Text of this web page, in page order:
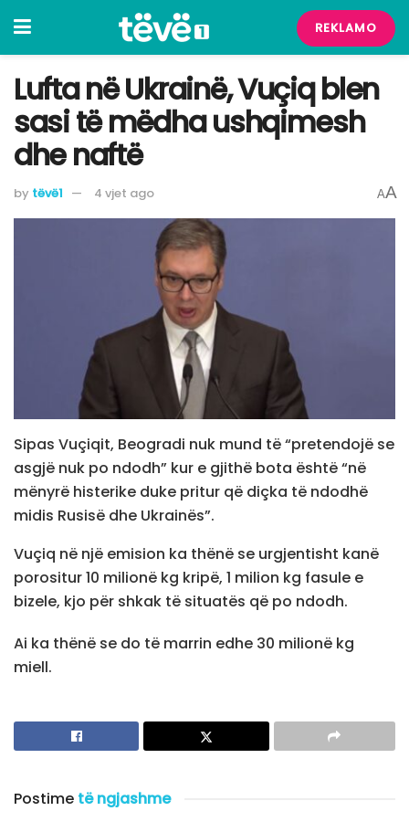
REKLAMO
Lufta në Ukrainë, Vuçiq blen
sasi të mëdha ushqimesh
dhe naftë
by tëvë1 4 vjet ago AA
Sipas Vuçiqit, Beogradi nuk mund të “pretendojë se
asgjë nuk po ndodh” kur e gjithë bota është “në
mënyrë histerike duke pritur që diçka të ndodhë
midis Rusisë dhe Ukrainës”.
Vuçiq në një emision ka thënë se urgjentisht kanë
porositur 10 milionë kg kripë, 1 milion kg fasule e
bizele, kjo për shkak të situatës që po ndodh.
Ai ka thënë se do të marrin edhe 30 milionë kg
miell.
Postime të ngjashme